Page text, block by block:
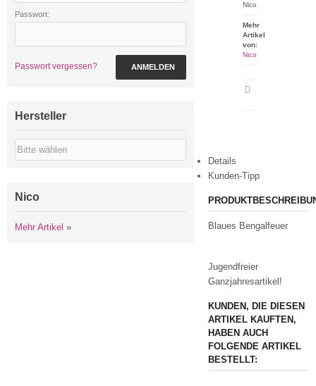
Nico
Mehr
Artikel
von:
Nico
Details
Kunden-Tipp
Blaues Bengalfeuer
Jugendfreier
Ganzjahresartikel!
KUNDEN, DIE DIESEN
ARTIKEL KAUFTEN,
HABEN AUCH
FOLGENDE ARTIKEL
BESTELLT:
Passwort:
Passwort vergessen? ANMELDEN
Hersteller
Nico
Mehr Artikel »